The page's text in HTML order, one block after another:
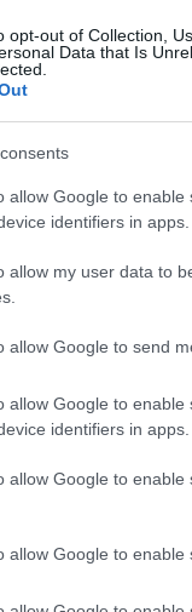
opt-out of Collection,
Data that Is
allow Google to
identifiers in apps.
allow my user data to
allow Google to send
allow Google to
identifiers in apps.
allow Google to
allow Google to enable
és
oldalt
videó,
tippek autók
oldalt
oldalt
jogi
oldalt
gyorsszolgálata
oldalt
CENTER,